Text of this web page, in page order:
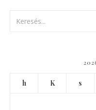
h K s